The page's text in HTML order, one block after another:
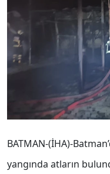
BATMAN-(İHA)-
yangında atların